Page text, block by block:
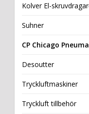
Kolver El-
Suhner
CP Chicago
Desoutter
Tryckluftmaskiner
Tryckluft tillbehör